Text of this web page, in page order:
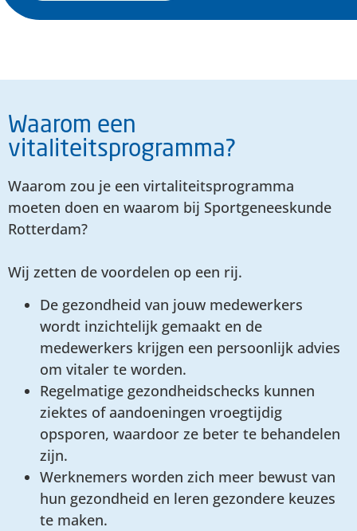
Waarom een
vitaliteitsprogramma?
Waarom zou je een virtaliteitsprogramma
moeten doen en waarom bij Sportgeneeskunde
Rotterdam?
Wij zetten de voordelen op een rij.
De gezondheid van jouw medewerkers
wordt inzichtelijk gemaakt en de
medewerkers krijgen een persoonlijk advies
om vitaler te worden.
Regelmatige gezondheidschecks kunnen
ziektes of aandoeningen vroegtijdig
opsporen, waardoor ze beter te behandelen
zijn.
Werknemers worden zich meer bewust van
hun gezondheid en leren gezondere keuzes
te maken.